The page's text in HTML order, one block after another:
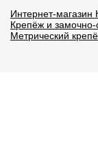
Интернет-магазин
Крепёж и
Метрический